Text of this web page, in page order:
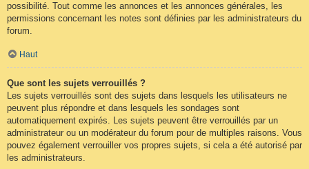
possibilité. Tout comme les annonces et les annonces générales, les
permissions concernant les notes sont définies par les administrateurs du
forum.
Haut
Que sont les sujets verrouillés ?
Les sujets verrouillés sont des sujets dans lesquels les utilisateurs ne
peuvent plus répondre et dans lesquels les sondages sont
automatiquement expirés. Les sujets peuvent être verrouillés par un
administrateur ou un modérateur du forum pour de multiples raisons. Vous
pouvez également verrouiller vos propres sujets, si cela a été autorisé par
les administrateurs.